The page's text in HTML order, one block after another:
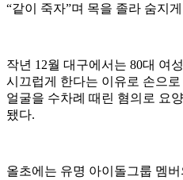
“같이 죽자”며 목을 졸라 숨지
작년 12월 대구에서는 80대 여
시끄럽게 한다는 이유로 손으
얼굴을 수차례 때린 혐의로 요
됐다.
올초에는 유명 아이돌그룹 멤